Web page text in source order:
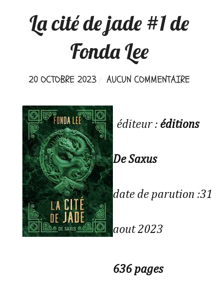
La cité de jade #1 de
Fonda Lee
20 OCTOBRE 2023 AUCUN COMMENTAIRE
éditeur : éditions
De Saxus
date de parution :31
aout 2023
636 pages